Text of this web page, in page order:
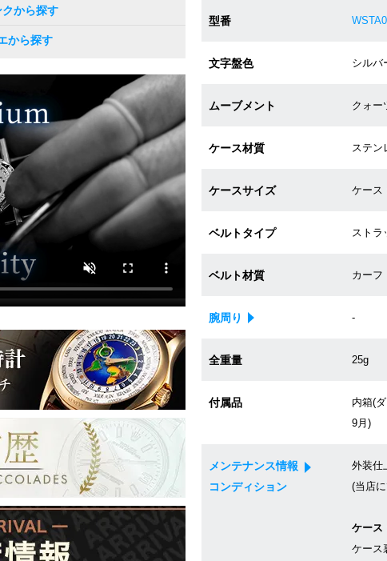
から探す
から探す
型番
文字盤色 シルバ
ムーブメント クォー
ケース材質 ステン
ケースサイズ ケース
ベルトタイプ ストラ
ベルト材質 カーフ
腕周り -
全重量 25g
付属品
内箱(
9月)
メンテナンス情報
コンディション
外装仕
(当店
ケース
ケース